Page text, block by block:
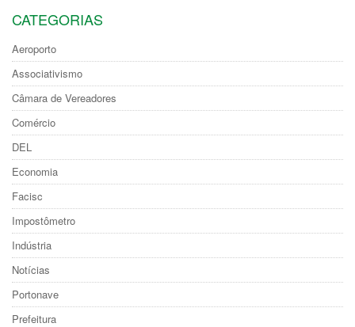
CATEGORIAS
Aeroporto
Associativismo
Câmara de Vereadores
Comércio
DEL
Economia
Facisc
Impostômetro
Indústria
Notícias
Portonave
Prefeitura